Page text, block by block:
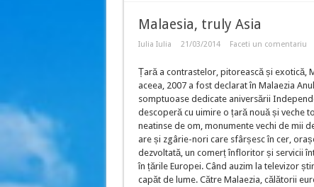
Malaesia, truly Asia
Iulia Iulia 21/03/2014 Faceti un comentariu
Țară a contrastelor, pitorească și exotică,
aceea, 2007 a fost declarat în Malaezia
somptuoase dedicate aniversării
descoperă cu uimire o țară nouă și veche
neatinse de om, monumente vechi de mii
are și zgârie-nori care sfârșesc în cer,
dezvoltată, un comerț înfloritor și servicii
în țările Europei. Când auzim la televizor
capăt de lume. Către Malaezia, călătorii